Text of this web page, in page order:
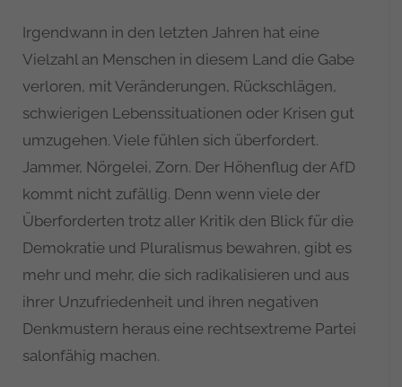
Irgendwann in den letzten Jahren hat eine
Vielzahl an Menschen in diesem Land die Gabe
verloren, mit Veränderungen, Rückschlägen,
schwierigen Lebenssituationen oder Krisen gut
umzugehen. Viele fühlen sich überfordert.
Jammer, Nörgelei, Zorn. Der Höhenflug der AfD
kommt nicht zufällig. Denn wenn viele der
Überforderten trotz aller Kritik den Blick für die
Demokratie und Pluralismus bewahren, gibt es
mehr und mehr, die sich radikalisieren und aus
ihrer Unzufriedenheit und ihren negativen
Denkmustern heraus eine rechtsextreme Partei
salonfähig machen.